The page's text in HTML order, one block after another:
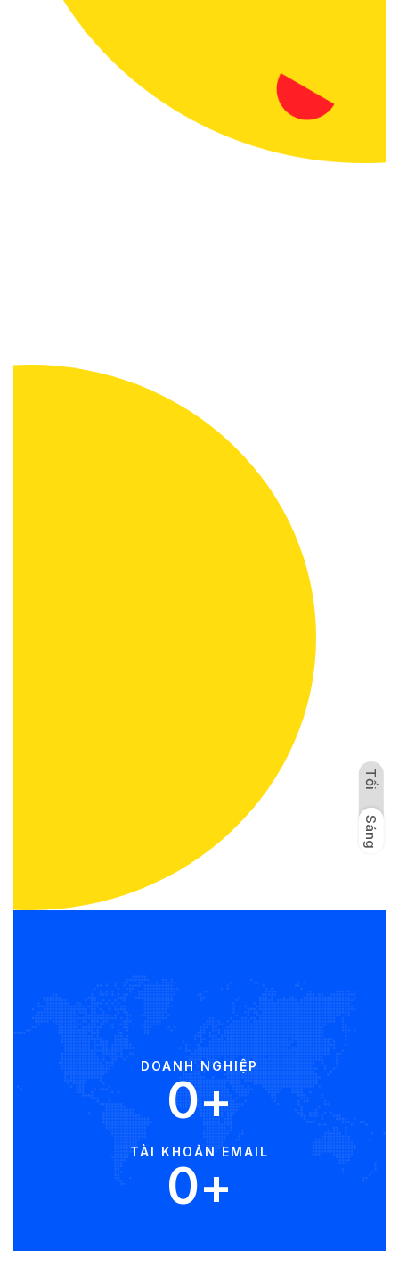
DOANH NGHIỆP
0+
TÀI KHOẢN EMAIL
0+
Tối
Sáng
Tối
Sáng